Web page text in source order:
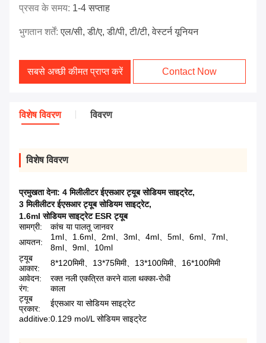
प्रसव के समय: 1-4 सप्ताह
भुगतान शर्तें:एल/सी, डी/ए, डी/पी, टी/टी, वेस्टर्न यूनियन
सबसे अच्छी कीमत प्राप्त करें Contact Now
विशेष विवरण विवरण
विशेष विवरण
प्रमुखता देना: 4 मिलीलीटर ईएसआर ट्यूब सोडियम साइट्रेट,
3 मिलीलीटर ईएसआर ट्यूब सोडियम साइट्रेट,
1.6ml सोडियम साइट्रेट ESR ट्यूब
सामग्री:
कांच या पालतू जानवर
आयतन:
1ml、1.6ml、2ml、3ml、4ml、5ml、6ml、7ml、
8ml、9ml、10ml
ट्यूब
आकार:
8*120मिमी、13*75मिमी、13*100मिमी、16*100मिमी
आवेदन:
रक्त नली एकत्रित करने वाला थक्का-रोधी
रंग:
काला
ट्यूब
प्रकार:
ईएसआर या सोडियम साइट्रेट
additive:0.129 mol/L सोडियम साइट्रेट